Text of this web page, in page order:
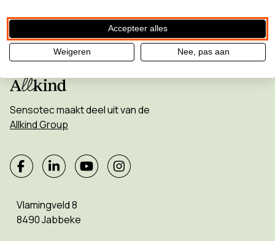
Sensotec maakt deel uit van de
Allkind Group
Vlamingveld 8
8490 Jabbeke
Accepteer alles
Weigeren Nee, pas aan